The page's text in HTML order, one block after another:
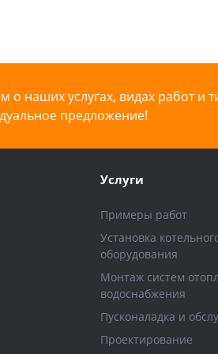
о наших услугах, видах работ и
предложение!
Услуги
Примеры работ
Установка
оборудования
Монтаж систем
водоснабжения
Пусконаладка и
Проектирование